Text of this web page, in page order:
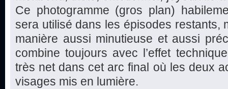
Ce photogramme (gros plan)
sera utilisé dans les épisodes restants,
manière aussi minutieuse et aussi
combine toujours avec l’effet
très net dans cet arc final où les deux
visages mis en lumière.